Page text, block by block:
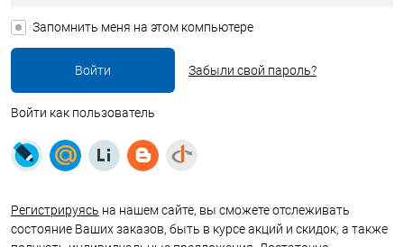
Запомнить меня на этом компьютере
Забыли свой пароль?
Войти как пользователь
Регистрируясь на нашем сайте, вы сможете отслеживать
состояние Ваших заказов, быть в курсе акций и скидок, а также